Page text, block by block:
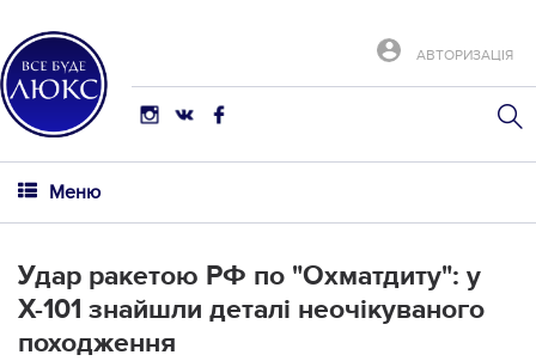
АВТОРИЗАЦІЯ
Меню
Удар ракетою РФ по "Охматдиту": у
Х-101 знайшли деталі неочікуваного
походження